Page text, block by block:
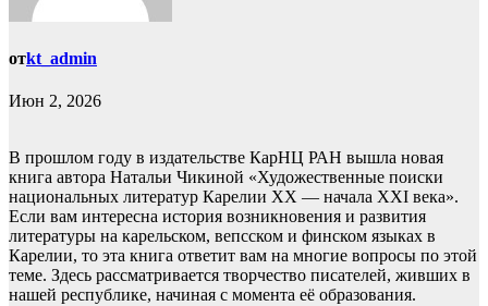
отkt_admin
Июн 2, 2026
В прошлом году в издательстве КарНЦ РАН вышла новая
книга автора Натальи Чикиной «Художественные поиски
национальных литератур Карелии XX — начала XXI века».
Если вам интересна история возникновения и развития
литературы на карельском, вепсском и финском языках в
Карелии, то эта книга ответит вам на многие вопросы по этой
теме. Здесь рассматривается творчество писателей, живших в
нашей республике, начиная с момента её образования.